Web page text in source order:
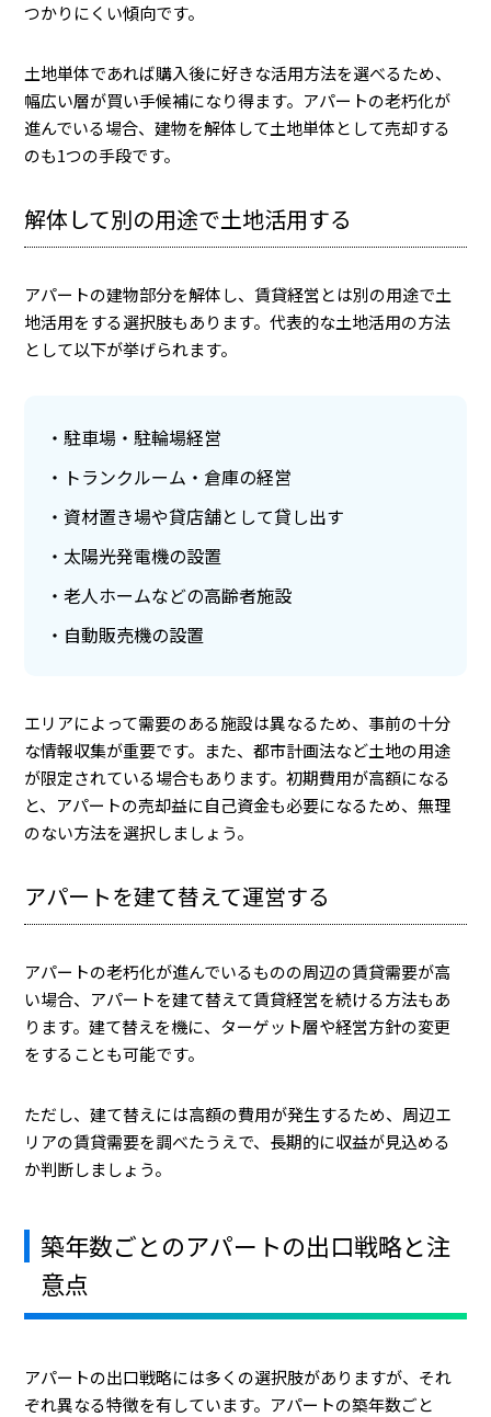
つかりにくい傾向です。
土地単体であれば購入後に好きな活用方法を選べるため、
幅広い層が買い手候補になり得ます。アパートの老朽化が
進んでいる場合、建物を解体して土地単体として売却する
のも1つの手段です。
解体して別の用途で土地活用する
アパートの建物部分を解体し、賃貸経営とは別の用途で土
地活用をする選択肢もあります。代表的な土地活用の方法
として以下が挙げられます。
駐車場・駐輪場経営
トランクルーム・倉庫の経営
資材置き場や貸店舗として貸し出す
太陽光発電機の設置
老人ホームなどの高齢者施設
自動販売機の設置
エリアによって需要のある施設は異なるため、事前の十分
な情報収集が重要です。また、都市計画法など土地の用途
が限定されている場合もあります。初期費用が高額になる
と、アパートの売却益に自己資金も必要になるため、無理
のない方法を選択しましょう。
アパートを建て替えて運営する
アパートの老朽化が進んでいるものの周辺の賃貸需要が高
い場合、アパートを建て替えて賃貸経営を続ける方法もあ
ります。建て替えを機に、ターゲット層や経営方針の変更
をすることも可能です。
ただし、建て替えには高額の費用が発生するため、周辺エ
リアの賃貸需要を調べたうえで、長期的に収益が見込める
か判断しましょう。
築年数ごとのアパートの出口戦略と注
意点
アパートの出口戦略には多くの選択肢がありますが、それ
ぞれ異なる特徴を有しています。アパートの築年数ごと